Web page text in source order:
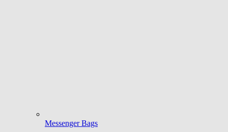
Messenger Bags